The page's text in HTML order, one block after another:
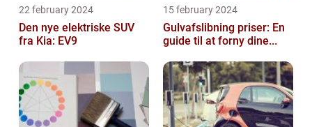
22 february 2024
Den nye elektriske SUV
fra Kia: EV9
15 february 2024
Gulvafslibning priser: En
guide til at forny dine...